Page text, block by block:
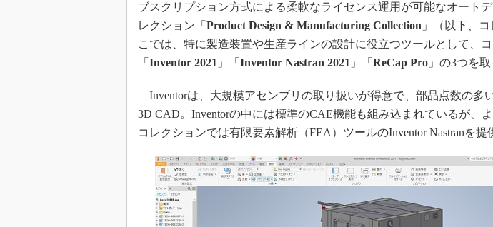
ブスクリプション方式による柔軟なライセンス運用が可能なオート
レクション「 Product Design & Manufacturing Collection 」（以下、
こでは、特に製造装置や生産ラインの設計に役立つツールとして、
「 Inventor 2021 」「 Inventor Nastran 2021 」「 ReCap Pro 」の3つを
Inventorは、大規模アセンブリの取り扱いが得意で、部品点数の多
3D CAD。Inventorの中には標準のCAE機能も組み込まれているが、
コレクションでは有限要素解析（FEA）ツールのInventor Nastranを提